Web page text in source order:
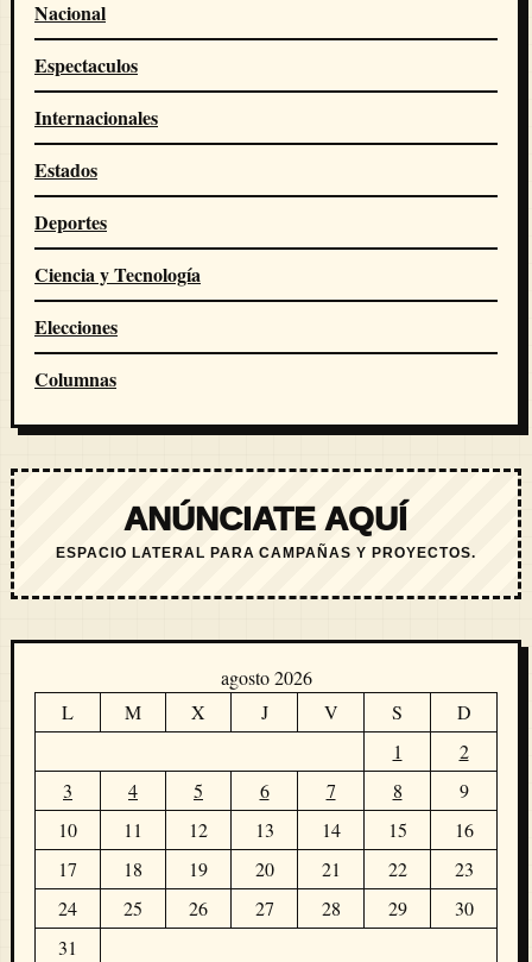
Nacional
Espectaculos
Internacionales
Estados
Deportes
Ciencia y Tecnología
Elecciones
Columnas
ANÚNCIATE AQUÍ
ESPACIO LATERAL PARA CAMPAÑAS Y PROYECTOS.
agosto 2026
L
M X J V S
D
1
2
3
4 5 6 7 8
9
10
11 12 13 14 15
16
17
18 19 20 21 22
23
24
25 26 27 28 29
30
31